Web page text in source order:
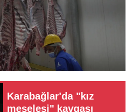
Karabağlar'da "kız
meselesi" kavgası